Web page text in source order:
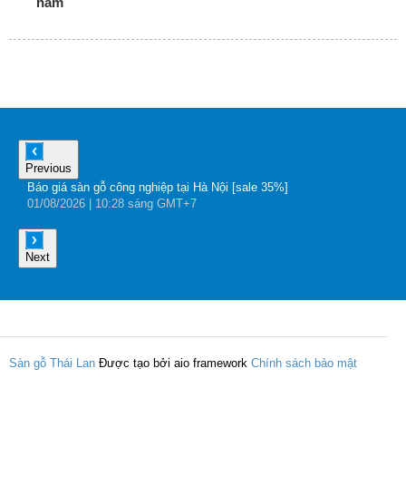
Previous
Báo giá sàn gỗ công nghiệp tại Hà Nội [sale 35%]
01/08/2026 | 10:28 sáng GMT+7
Next
Sàn gỗ Thái Lan Được tạo bởi aio framework Chính sách bảo mật